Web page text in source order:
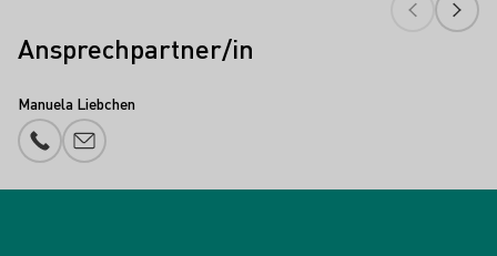
Ansprechpartner/in
Manuela Liebchen
Telefonnummer
E-Mail-Adresse